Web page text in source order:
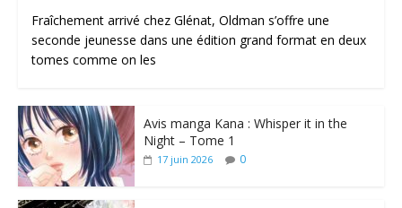
Fraîchement arrivé chez Glénat, Oldman s’offre une
seconde jeunesse dans une édition grand format en deux
tomes comme on les
Avis manga Kana : Whisper it in the
Night – Tome 1
17 juin 2026 0